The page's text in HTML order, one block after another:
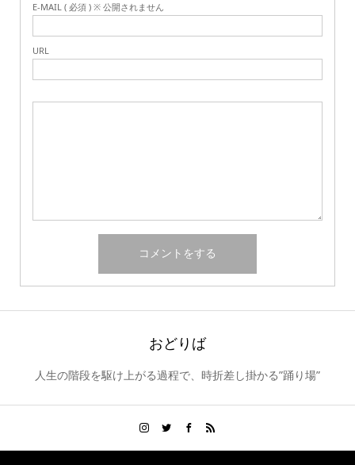
E-MAIL ( 必須 ) ※ 公開されません
URL
おどりば
人生の階段を駆け上がる過程で、時折差し掛かる”踊り場”